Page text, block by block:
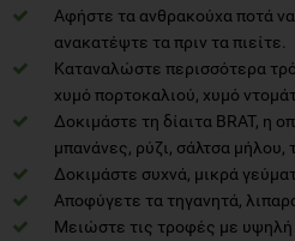
Αφήστε τα ανθρακούχα ποτά
ανακατέψτε τα πριν τα πιείτε.
Καταναλώστε περισσότερα
χυμό πορτοκαλιού, χυμό
Δοκιμάστε τη δίαιτα BRAT, η
μπανάνες, ρύζι, σάλτσα μήλου,
Δοκιμάστε συχνά, μικρά
Αποφύγετε τα τηγανητά,
Μειώστε τις τροφές με υψηλή